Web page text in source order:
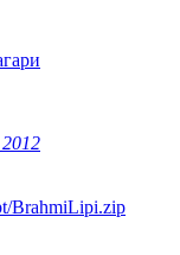
BrahmiLipi.zip